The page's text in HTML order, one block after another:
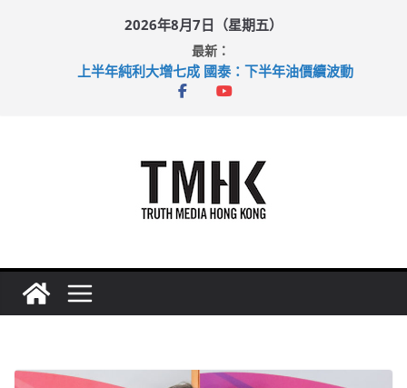
2026年8月7日（星期五）
最新：
上半年純利大增七成 國泰：下半年油價續波動
拜仁熱身賽挫維拉 啟德主場館奪錦標